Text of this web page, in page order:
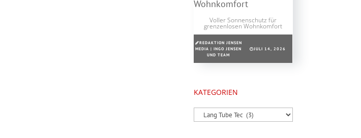
Voller Sonnenschutz für
grenzenlosen Wohnkomfort
REDAKTION JENSEN
MEDIA | INGO JENSEN
UND TEAM
JULI 14, 2026
KATEGORIEN
Kategorien